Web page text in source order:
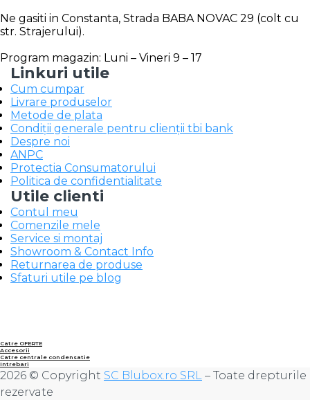
Ne gasiti in Constanta, Strada BABA NOVAC 29 (colt cu
str. Strajerului).
Program magazin: Luni – Vineri 9 – 17
Linkuri utile
Cum cumpar
Livrare produselor
Metode de plata
Condiții generale pentru clienții tbi bank
Despre noi
ANPC
Protectia Consumatorului
Politica de confidentialitate
Utile clienti
Contul meu
Comenzile mele
Service si montaj
Showroom & Contact Info
Returnarea de produse
Sfaturi utile pe blog
Catre OFERTE
Accesorii
Catre centrale condensatie
Intrebari
2026 © Copyright SC Blubox.ro SRL – Toate drepturile
rezervate